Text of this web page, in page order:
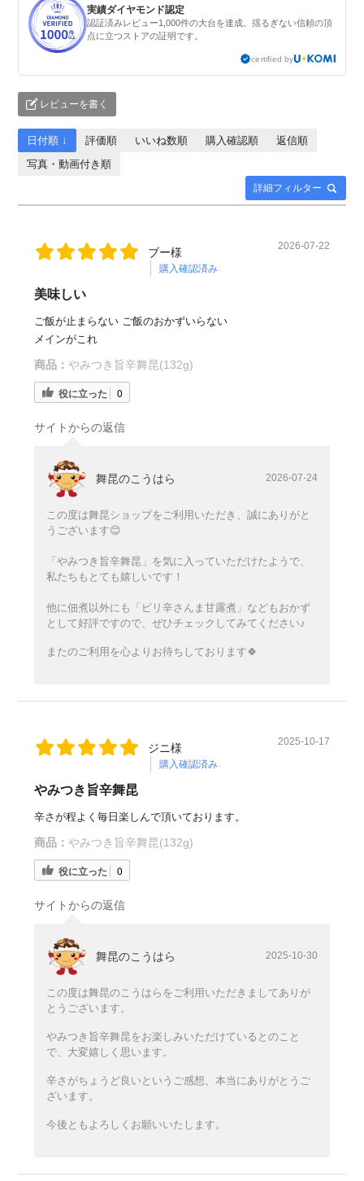
実績ダイヤモンド認定
認証済みレビュー1,000件の大台を達成。揺るぎない信頼の頂
点に立つストアの証明です。
certified by
レビューを書く
詳細フィルター
日付順 ↓ 評価順 いいね数順 購入確認順
返信順
写真・動画付き順
ブー様
購入確認済み
2026-07-22
美味しい
ご飯が止まらない ご飯のおかずいらない
メインがこれ
商品： やみつき旨辛舞昆(132g)
役に立った 0
サイトからの返信
舞昆のこうはら 2026-07-24
この度は舞昆ショップをご利用いただき、誠にありがと
うございます😊
「やみつき旨辛舞昆」を気に入っていただけたようで、
私たちもとても嬉しいです！
他に佃煮以外にも「ピリ辛さんま甘露煮」などもおかず
として好評ですので、ぜひチェックしてみてください♪
またのご利用を心よりお待ちしております🍀
ジニ様
購入確認済み
2025-10-17
やみつき旨辛舞昆
辛さが程よく毎日楽しんで頂いております。
商品： やみつき旨辛舞昆(132g)
役に立った 0
サイトからの返信
舞昆のこうはら 2025-10-30
この度は舞昆のこうはらをご利用いただきましてありが
とうございます。
やみつき旨辛舞昆をお楽しみいただけているとのこと
で、大変嬉しく思います。
辛さがちょうど良いというご感想、本当にありがとうご
ざいます。
今後ともよろしくお願いいたします。